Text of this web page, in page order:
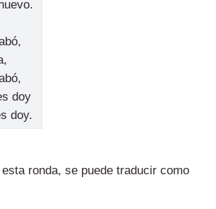
doy
doy.
ronda, se puede traducir como